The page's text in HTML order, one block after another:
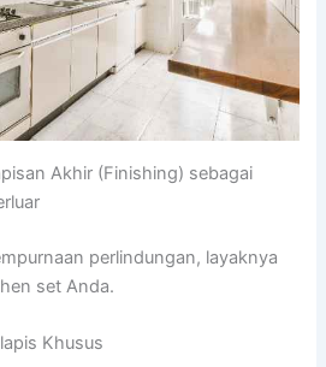
Akhir (Finishing) sebagai
perlindungan, layaknya
set Anda.
Khusus